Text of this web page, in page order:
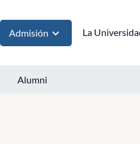
Admisión La
Alumni